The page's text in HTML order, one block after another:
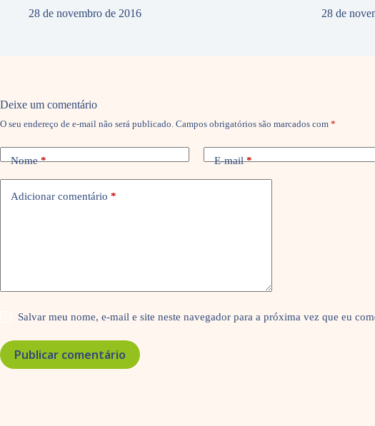
28 de novembro de 2016
28 de
Deixe um comentário
O seu endereço de e-mail não será publicado. Campos obrigatórios são marcados com *
Nome* E-mail*
Adicionar comentário *
Salvar meu nome, e-mail e site neste navegador para a próxima vez que eu
Publicar comentário